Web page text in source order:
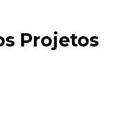
Projetos